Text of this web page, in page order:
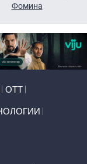
Фомина
ОТТ